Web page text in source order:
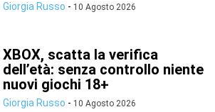
Giorgia Russo - 10 Agosto 2026
XBOX, scatta la verifica
dell’età: senza controllo niente
nuovi giochi 18+
Giorgia Russo - 10 Agosto 2026